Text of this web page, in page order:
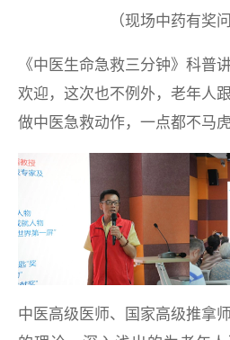
（现场中药有奖
《中医生命急救三分钟》科普
欢迎，这次也不例外，老年人
做中医急救动作，一点都不马虎
中医高级医师、国家高级推拿